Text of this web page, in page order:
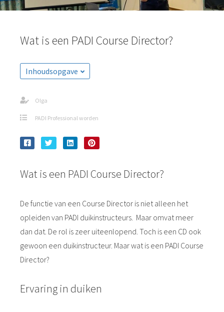
Wat is een PADI Course Director?
Inhoudsopgave
Olga
PADI Professional worden
Wat is een PADI Course Director?
De functie van een Course Director is niet alleen het
opleiden van PADI duikinstructeurs. Maar omvat meer
dan dat. De rol is zeer uiteenlopend. Toch is een CD ook
gewoon een duikinstructeur. Maar wat is een PADI Course
Director?
Ervaring in duiken